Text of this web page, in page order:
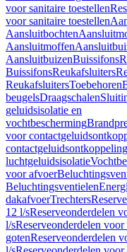
voor sanitaire toestellen
voor sanitaire toestellen
Aansluitbochten
Aansluitmoffen
AansluitbuizenBuissifons
BuissifonsReukafsluiters
ReukafsluitersToebehoren
beugelsDraagschalen
geluidsisolatie en
vochtbescherming
voor
luchtgeluidsisolatie
voor afvoer
Beluchtingsventielen
dakafvoerTrechters
12 l/sReserveonderdelen
l/sReserveonderdelen
gotenReserveonderdelen